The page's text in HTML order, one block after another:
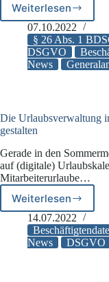
Weiterlesen
EuGH:
zur
nationalen
Umsetzung
DSGVO
07.10.2022
§ 26 Abs. 1
DSGVO
News
Die Urlaubsverwaltung
gestalten
Gerade in den
auf (digitale)
Mitarbeiterurlaube…
Weiterlesen
Die
im
Unternehmen
14.07.2022
News
DSGVO